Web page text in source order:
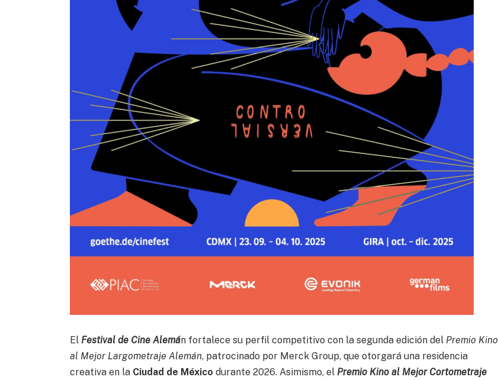
El Festival de Cine Alemán fortalece su perfil competitivo con la segunda edición del Premio Kino
al Mejor Largometraje Alemán, patrocinado por Merck Group, que otorgará una residencia
creativa en la Ciudad de México durante 2026. Asimismo, el Premio Kino al Mejor Cortometraje